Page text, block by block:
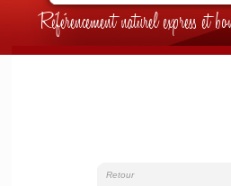
Référencement naturel express et
Retour